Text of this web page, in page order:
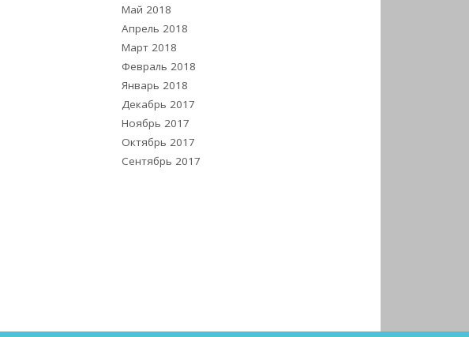
Май 2018
Апрель 2018
Март 2018
Февраль 2018
Январь 2018
Декабрь 2017
Ноябрь 2017
Октябрь 2017
Сентябрь 2017